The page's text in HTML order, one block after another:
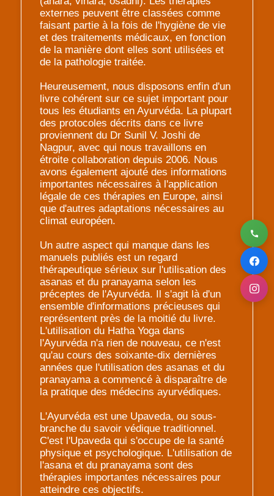
externes peuvent être classées comme
faisant partie à la fois de l'hygiène de vie
et des traitements médicaux, en fonction
de la manière dont elles sont utilisées et
de la pathologie traitée.
Heureusement, nous disposons enfin d'un
livre cohérent sur ce sujet important pour
tous les étudiants en Ayurvéda. La plupart
des protocoles décrits dans ce livre
proviennent du Dr Sunil V. Joshi de
Nagpur, avec qui nous travaillons en
étroite collaboration depuis 2006. Nous
avons également ajouté des informations
importantes nécessaires à l'application
légale de ces thérapies en Europe, ainsi
que d'autres adaptations nécessaires au
climat européen.
Un autre aspect qui manque dans les
manuels publiés est un regard
thérapeutique sérieux sur l'utilisation des
asanas et du pranayama selon les
préceptes de l'Ayurvéda. Il s'agit là d'un
ensemble d'informations précieuses qui
représentent près de la moitié du livre.
L'utilisation du Hatha Yoga dans
l'Ayurvéda n'a rien de nouveau, ce n'est
qu'au cours des soixante-dix dernières
années que l'utilisation des asanas et du
pranayama a commencé à disparaître de
la pratique des médecins ayurvédiques.
L'Ayurvéda est une Upaveda, ou sous-
branche du savoir védique traditionnel.
C'est l'Upaveda qui s'occupe de la santé
physique et psychologique. L'utilisation de
l'asana et du pranayama sont des
thérapies importantes nécessaires pour
atteindre ces objectifs.